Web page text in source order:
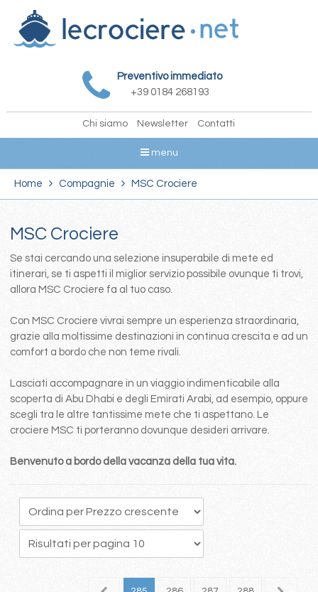
Preventivo immediato
+39 0184 268193
Chi siamo Newsletter Contatti
menu
Home Compagnie MSC Crociere
MSC Crociere
Se stai cercando una selezione insuperabile di mete ed
itinerari, se ti aspetti il miglior servizio possibile ovunque ti trovi,
allora MSC Crociere fa al tuo caso.
Con MSC Crociere vivrai sempre un esperienza straordinaria,
grazie alla moltissime destinazioni in continua crescita e ad un
comfort a bordo che non teme rivali.
Lasciati accompagnare in un viaggio indimenticabile alla
scoperta di Abu Dhabi e degli Emirati Arabi, ad esempio, oppure
scegli tra le altre tantissime mete che ti aspettano. Le
crociere MSC ti porteranno dovunque desideri arrivare.
Benvenuto a bordo della vacanza della tua vita.